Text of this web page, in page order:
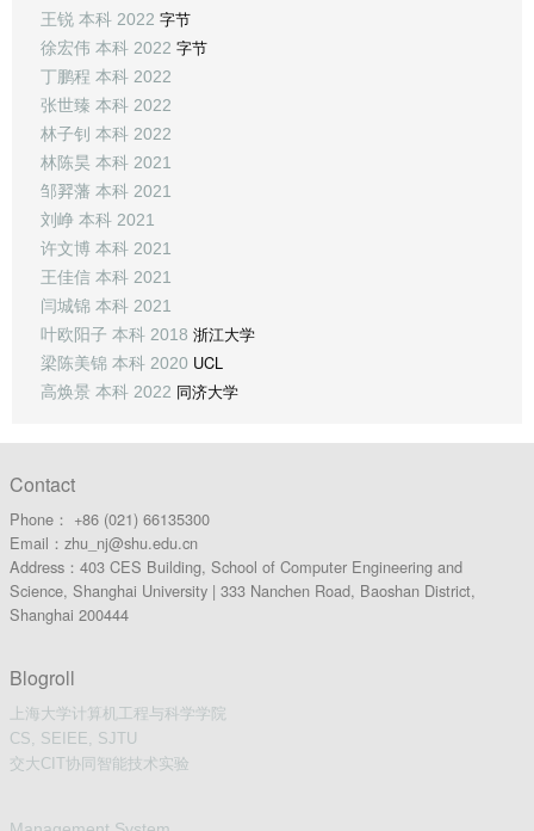
王锐 本科 2022 字节
徐宏伟 本科 2022 字节
丁鹏程 本科 2022
张世臻 本科 2022
林子钊 本科 2022
林陈昊 本科 2021
邹𦐒藩 本科 2021
刘峥 本科 2021
许文博 本科 2021
王佳信 本科 2021
闫城锦 本科 2021
叶欧阳子 本科 2018 浙江大学
梁陈美锦 本科 2020 UCL
高焕景 本科 2022 同济大学
Contact
Phone： +86 (021) 66135300
Email：zhu_nj@shu.edu.cn
Address：403 CES Building, School of Computer Engineering and
Science, Shanghai University | 333 Nanchen Road, Baoshan District,
Shanghai 200444
Blogroll
上海大学计算机工程与科学学院
CS, SEIEE, SJTU
交大CIT协同智能技术实验